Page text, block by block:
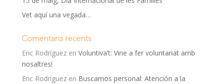
Vet aquí una vegada…
Comentaris recents
Eric Rodríguezen Voluntiva’t: Vine a fer voluntariat amb
nosaltres!
Eric Rodríguezen Buscamos personal: Atención a la